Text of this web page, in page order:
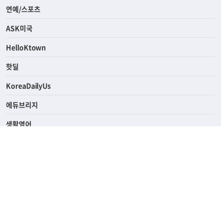
라이프
연예/스포츠
ASK미국
HelloKtown
핫딜
KoreaDailyUs
에듀브리지